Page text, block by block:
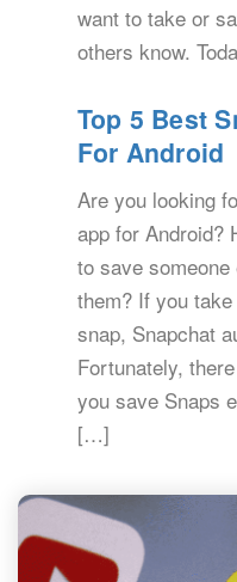
want to take or
others know.
Top 5 Best
For Android
Are you looking
app for Android?
to save
them? If you
snap, Snapchat
Fortunately,
you save Snaps
[…]